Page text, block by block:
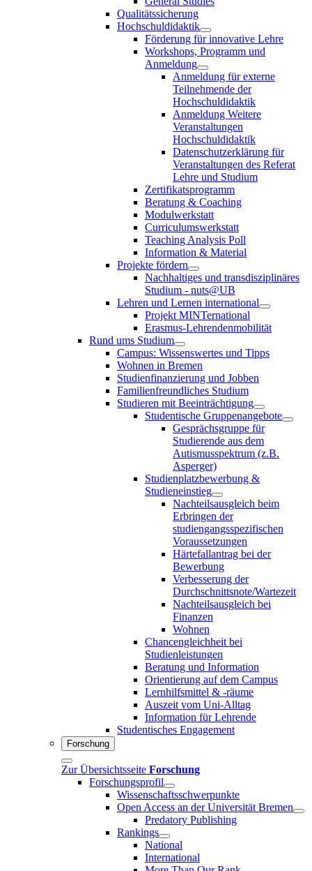
Qualitätssicherung
Hochschuldidaktik
Förderung für innovative Lehre
Workshops, Programm und
Anmeldung
Anmeldung für externe
Teilnehmende der
Hochschuldidaktik
Anmeldung Weitere
Veranstaltungen
Hochschuldidaktik
Datenschutzerklärung für
Veranstaltungen des Referat
Lehre und Studium
Zertifikatsprogramm
Beratung & Coaching
Modulwerkstatt
Curriculumswerkstatt
Teaching Analysis Poll
Information & Material
Projekte fördern
Nachhaltiges und transdisziplinäres
Studium - nuts@UB
Lehren und Lernen international
Projekt MINTernational
Erasmus-Lehrendenmobilität
Rund ums Studium
Campus: Wissenswertes und Tipps
Wohnen in Bremen
Studienfinanzierung und Jobben
Familienfreundliches Studium
Studieren mit Beeinträchtigung
Studentische Gruppenangebote
Gesprächsgruppe für
Studierende aus dem
Autismusspektrum (z.B.
Asperger)
Studienplatzbewerbung &
Studieneinstieg
Nachteilsausgleich beim
Erbringen der
studiengangsspezifischen
Voraussetzungen
Härtefallantrag bei der
Bewerbung
Verbesserung der
Durchschnittsnote/Wartezeit
Nachteilsausgleich bei
Finanzen
Wohnen
Chancengleichheit bei
Studienleistungen
Beratung und Information
Orientierung auf dem Campus
Lernhilfsmittel & -räume
Auszeit vom Uni-Alltag
Information für Lehrende
Studentisches Engagement
Forschung
Zur Übersichtsseite Forschung
Forschungsprofil
Wissenschaftsschwerpunkte
Open Access an der Universität Bremen
Predatory Publishing
Rankings
National
International